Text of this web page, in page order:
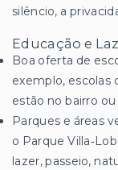
silêncio, a
Educação e
Boa oferta de
exemplo, escolas
estão no bairro
Parques e áreas
o Parque
lazer, passeio,